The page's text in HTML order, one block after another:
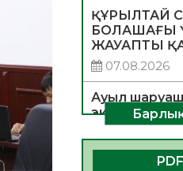
ҚҰРЫЛТАЙ
БОЛАШАҒЫ
ЖАУАПТЫ
07.08.2026
Ауыл
тірегі
06.08.2026